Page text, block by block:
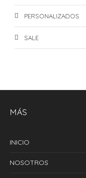
PERSONALIZADOS
SALE
MÁS
INICIO
NOSOTROS